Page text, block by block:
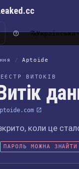
Українська
/ Aptoide
ВИТОКІВ
коли це
ПАРОЛЬ МОЖНА